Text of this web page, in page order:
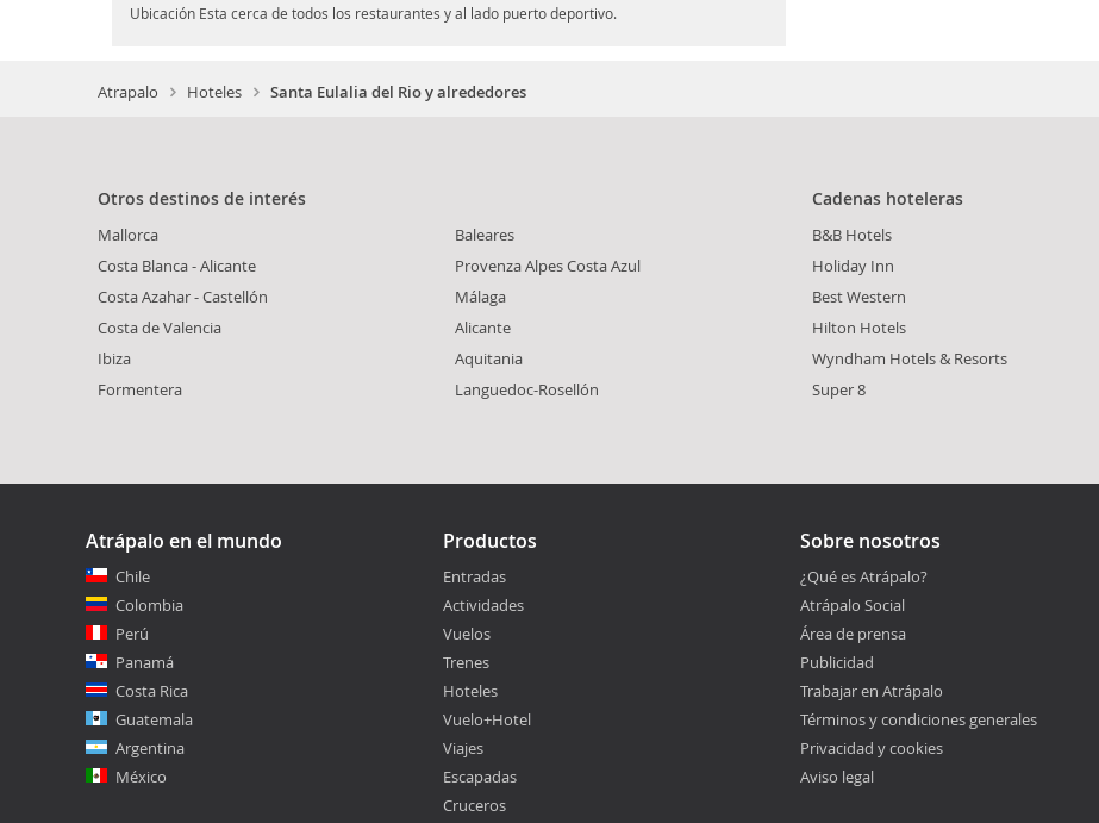
Ubicación Esta cerca de todos los restaurantes y al lado puerto deportivo.
Atrapalo Hoteles Santa Eulalia del Rio y alrededores
Otros destinos de interés
Mallorca
Costa Blanca - Alicante
Costa Azahar - Castellón
Costa de Valencia
Ibiza
Formentera
Baleares
Provenza Alpes Costa Azul
Málaga
Alicante
Aquitania
Languedoc-Rosellón
Cadenas hoteleras
B&B Hotels
Holiday Inn
Best Western
Hilton Hotels
Wyndham Hotels & Resorts
Super 8
Atrápalo en el mundo
Chile
Colombia
Perú
Panamá
Costa Rica
Guatemala
Argentina
México
Productos
Entradas
Actividades
Vuelos
Trenes
Hoteles
Vuelo+Hotel
Viajes
Escapadas
Cruceros
Sobre nosotros
¿Qué es Atrápalo?
Atrápalo Social
Área de prensa
Publicidad
Trabajar en Atrápalo
Términos y condiciones generales
Privacidad y cookies
Aviso legal